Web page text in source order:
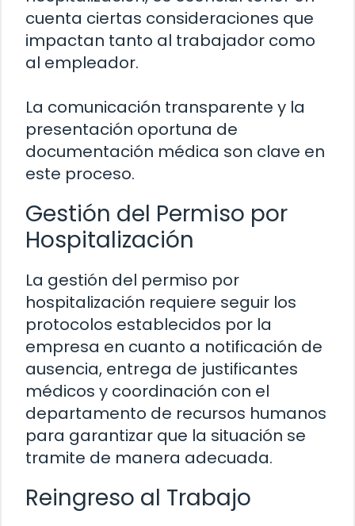
cuenta ciertas consideraciones que
impactan tanto al trabajador como
al empleador.
La comunicación transparente y la
presentación oportuna de
documentación médica son clave en
este proceso.
Gestión del Permiso por
Hospitalización
La gestión del permiso por
hospitalización requiere seguir los
protocolos establecidos por la
empresa en cuanto a notificación de
ausencia, entrega de justificantes
médicos y coordinación con el
departamento de recursos humanos
para garantizar que la situación se
tramite de manera adecuada.
Reingreso al Trabajo